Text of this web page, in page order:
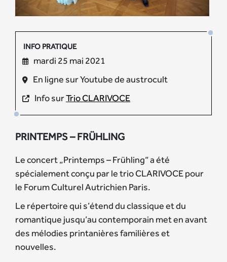
INFO PRATIQUE
mardi 25 mai 2021
En ligne sur Youtube de austrocult
Info surTrio CLARIVOCE
PRINTEMPS – FRÜHLING
Le concert „Printemps – Frühling“ a été
spécialement conçu par le trio CLARIVOCE pour
le Forum Culturel Autrichien Paris.
Le répertoire qui s’étend du classique et du
romantique jusqu’au contemporain met en avant
des mélodies printanières familières et
nouvelles.